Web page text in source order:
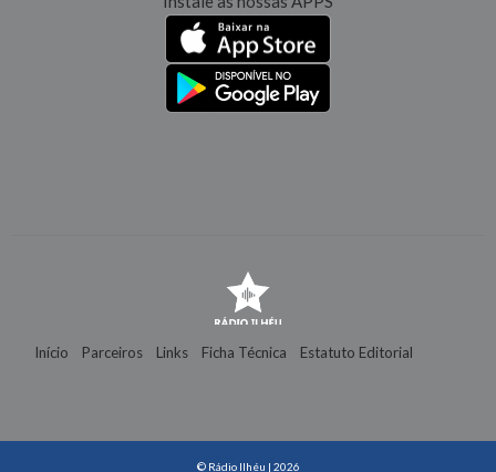
Início Parceiros Links Ficha Técnica Estatuto Editorial
© Rádio Ilhéu | 2026